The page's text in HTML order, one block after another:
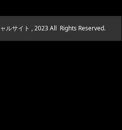
ルサイト , 2023 All Rights Reserved.